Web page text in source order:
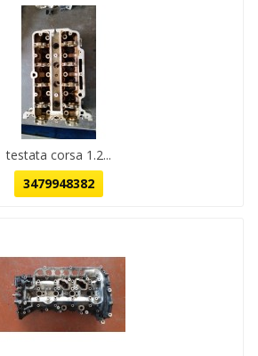
testata corsa 1.2...
3479948382